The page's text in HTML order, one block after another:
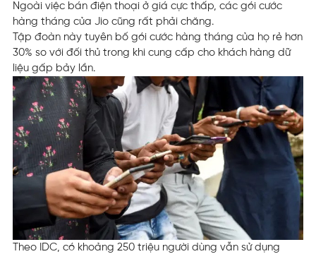
Ngoài việc bán điện thoại ở giá cực thấp, các gói cước
hàng tháng của Jio cũng rất phải chăng.
Tập đoàn này tuyên bố gói cước hàng tháng của họ rẻ hơn
30% so với đối thủ trong khi cung cấp cho khách hàng dữ
liệu gấp bảy lần.
Theo IDC, có khoảng 250 triệu người dùng vẫn sử dụng